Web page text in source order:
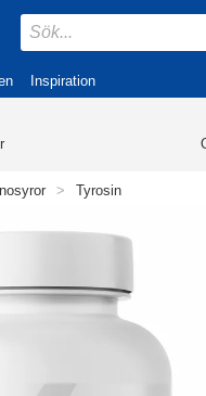
Inspiration
> Tyrosin